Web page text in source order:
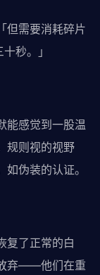
但需要消耗碎片
秒。」
能感觉到一股温
规则视的视野
伪装的认证。
复了正常的白
弃——他们在重